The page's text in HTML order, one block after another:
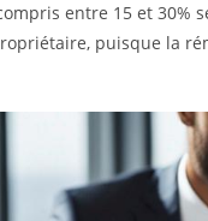
entre 15 et 30%
puisque la